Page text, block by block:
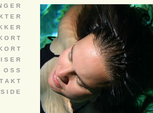
G E R
T E R
K E R
O R T
O R T
S E R
O S S
A K T
I D E